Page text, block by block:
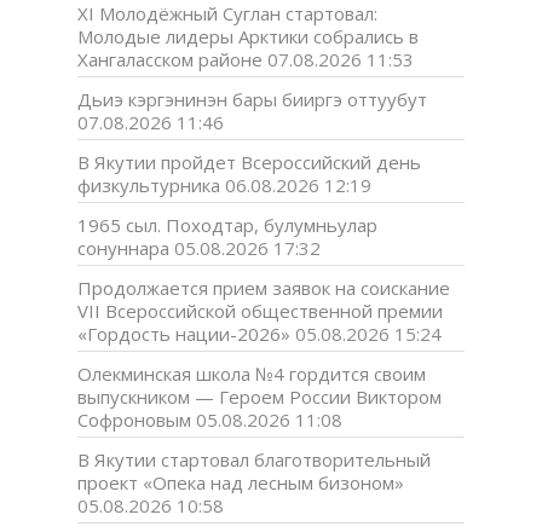
XI Молодёжный Суглан стартовал:
Молодые лидеры Арктики собрались в
Хангаласском районе 07.08.2026 11:53
Дьиэ кэргэнинэн бары бииргэ оттуубут
07.08.2026 11:46
В Якутии пройдет Всероссийский день
физкультурника 06.08.2026 12:19
1965 сыл. Походтар, булумньулар
сонуннара 05.08.2026 17:32
Продолжается прием заявок на соискание
VII Всероссийской общественной премии
«Гордость нации-2026» 05.08.2026 15:24
Олекминская школа №4 гордится своим
выпускником — Героем России Виктором
Софроновым 05.08.2026 11:08
В Якутии стартовал благотворительный
проект «Опека над лесным бизоном»
05.08.2026 10:58